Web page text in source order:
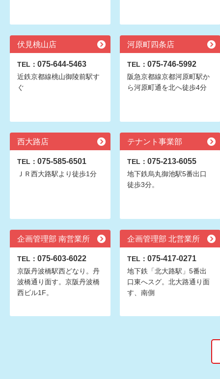
伏見桃山店
TEL： 075-644-5463
近鉄京都線桃山御陵前駅す
ぐ
河原町四条店
TEL： 075-746-5992
阪急京都線京都河原町駅か
ら河原町通を北へ徒歩4分
西大路店
TEL： 075-585-6501
ＪＲ西大路駅より徒歩1分
テナント事業部
TEL： 075-213-6055
地下鉄烏丸御池駅5番出口
徒歩3分。
企画管理部 南営業所
TEL： 075-603-6022
京阪丹波橋駅西どなり。丹
波橋通り面す。京阪丹波橋
西ビル1F。
企画管理部 北営業所
TEL： 075-417-0271
地下鉄「北大路駅」5番出
口東へスグ。北大路通り面
す、南側